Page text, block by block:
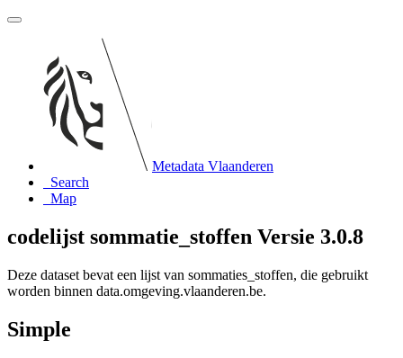
Metadata Vlaanderen
Search
Map
codelijst sommatie_stoffen Versie 3.0.8
Deze dataset bevat een lijst van sommaties_stoffen, die gebruikt
worden binnen data.omgeving.vlaanderen.be.
Simple